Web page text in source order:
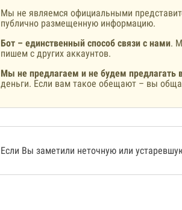
Мы не являемся официальными
публично размещенную информацию.
Бот – единственный способ связи с нами.
пишем с других аккаунтов.
Мы не предлагаем и не будем предлагать
деньги. Если вам такое обещают – вы
Если Вы заметили неточную или